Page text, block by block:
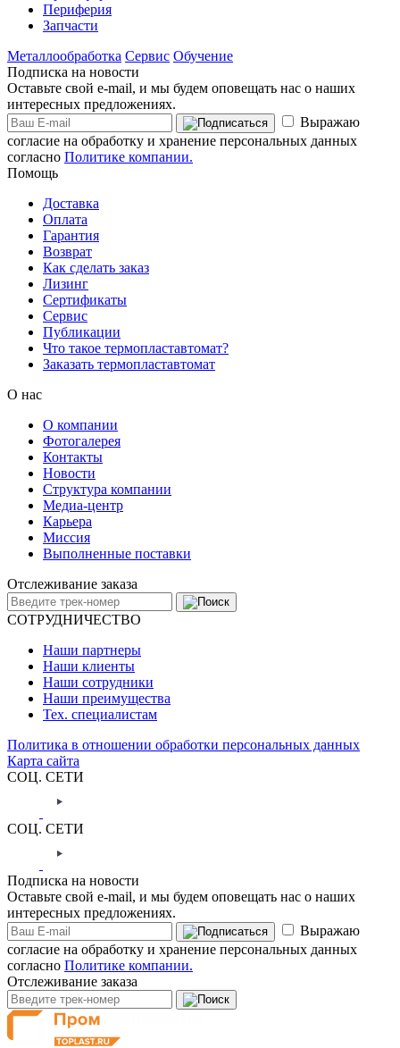
Периферия
Запчасти
Металлообработка Сервис Обучение
Подписка на новости
Оставьте свой e-mail, и мы будем оповещать нас о наших
интересных предложениях.
Выражаю
согласие на обработку и хранение персональных данных
согласно Политике компании.
Помощь
Доставка
Оплата
Гарантия
Возврат
Как сделать заказ
Лизинг
Сертификаты
Сервис
Публикации
Что такое термопластавтомат?
Заказать термопластавтомат
О нас
О компании
Фотогалерея
Контакты
Новости
Структура компании
Медиа-центр
Карьера
Миссия
Выполненные поставки
Отслеживание заказа
СОТРУДНИЧЕСТВО
Наши партнеры
Наши клиенты
Наши сотрудники
Наши преимущества
Тех. специалистам
Политика в отношении обработки персональных данных
Карта сайта
СОЦ. СЕТИ
СОЦ. СЕТИ
Подписка на новости
Оставьте свой e-mail, и мы будем оповещать нас о наших
интересных предложениях.
Выражаю
согласие на обработку и хранение персональных данных
согласно Политике компании.
Отслеживание заказа